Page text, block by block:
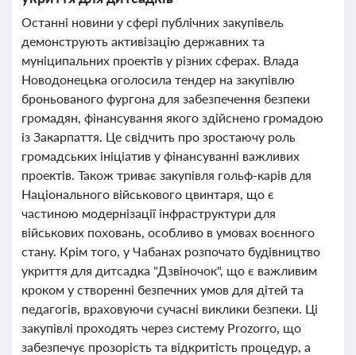
Останні новини у сфері публічних закупівель
демонструють активізацію державних та
муніципальних проектів у різних сферах. Влада
Новодонецька оголосила тендер на закупівлю
броньованого фургона для забезпечення безпеки
громадян, фінансування якого здійснено громадою
із Закарпаття. Це свідчить про зростаючу роль
громадських ініціатив у фінансуванні важливих
проектів. Також триває закупівля гольф-карів для
Національного військового цвинтаря, що є
частиною модернізації інфраструктури для
військових поховань, особливо в умовах воєнного
стану. Крім того, у Чабанах розпочато будівництво
укриття для дитсадка "Дзвіночок", що є важливим
кроком у створенні безпечних умов для дітей та
педагогів, враховуючи сучасні виклики безпеки. Ці
закупівлі проходять через систему Prozorro, що
забезпечує прозорість та відкритість процедур, а